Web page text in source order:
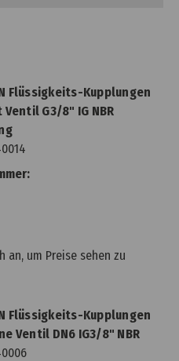
Flüssigkeits-Kupplungen
G3/8" IG NBR
an, um Preise sehen zu
Flüssigkeits-Kupplungen
Ventil DN6 IG3/8" NBR